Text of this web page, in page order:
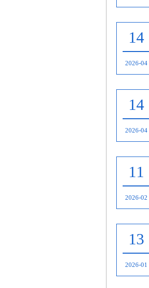
14
2026-04
14
2026-04
11
2026-02
13
2026-01